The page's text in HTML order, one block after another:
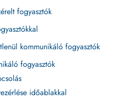
fogyasztók
kommunikáló fogyasztók
fogyasztók
időablakkal